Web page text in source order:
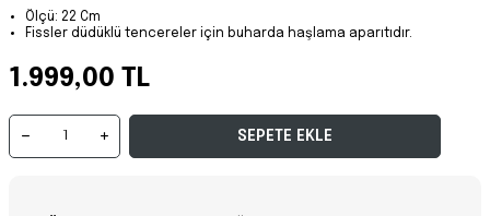
Ölçü: 22 Cm
Fissler düdüklü tencereler için buharda haşlama aparıtıdır.
1.999,00 TL
SEPETE EKLE